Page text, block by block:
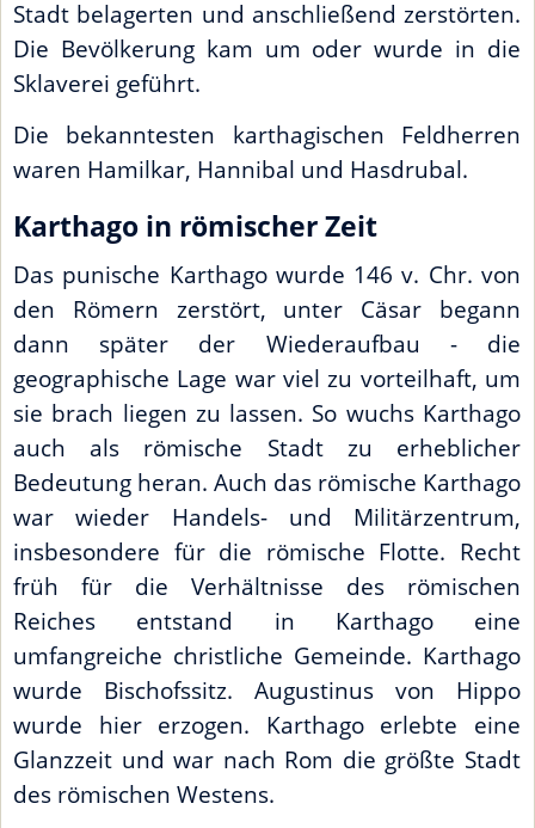
Stadt belagerten und anschließend zerstörten.
Die Bevölkerung kam um oder wurde in die
Sklaverei geführt.
Die bekanntesten karthagischen Feldherren
waren Hamilkar, Hannibal und Hasdrubal.
Karthago in römischer Zeit
Das punische Karthago wurde 146 v. Chr. von
den Römern zerstört, unter Cäsar begann
dann später der Wiederaufbau - die
geographische Lage war viel zu vorteilhaft, um
sie brach liegen zu lassen. So wuchs Karthago
auch als römische Stadt zu erheblicher
Bedeutung heran. Auch das römische Karthago
war wieder Handels- und Militärzentrum,
insbesondere für die römische Flotte. Recht
früh für die Verhältnisse des römischen
Reiches entstand in Karthago eine
umfangreiche christliche Gemeinde. Karthago
wurde Bischofssitz. Augustinus von Hippo
wurde hier erzogen. Karthago erlebte eine
Glanzzeit und war nach Rom die größte Stadt
des römischen Westens.